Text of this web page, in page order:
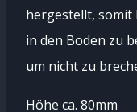
hergestellt, somit
in den Boden zu
um nicht zu
Höhe ca. 80mm